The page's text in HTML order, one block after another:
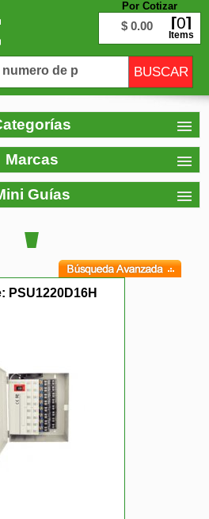
Por Cotizar
$ 0.00 0
Items
Marcas
Guías
PSU1220D16H